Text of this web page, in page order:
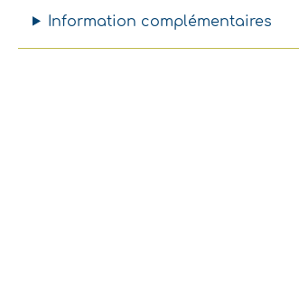
Information complémentaires